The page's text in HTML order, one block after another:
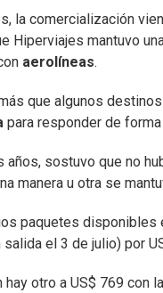
la comercialización
Hiperviajes mantuvo
aerolíneas.
que algunos
para responder de
años, sostuvo que no
manera u otra se
paquetes disponibles
salida el 3 de julio) por
hay otro a US$ 769 con